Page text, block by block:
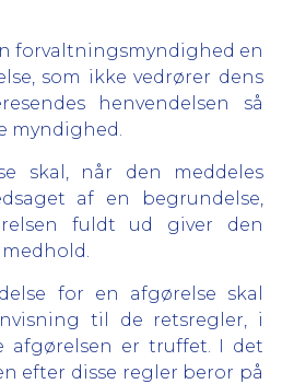
forvaltningsmyndighed en
som ikke vedrører dens
henvendelsen så
myndighed.
skal, når den meddeles
af en begrundelse,
fuldt ud giver den
for en afgørelse skal
til de retsregler, i
afgørelsen er truffet. I det
efter disse regler beror på